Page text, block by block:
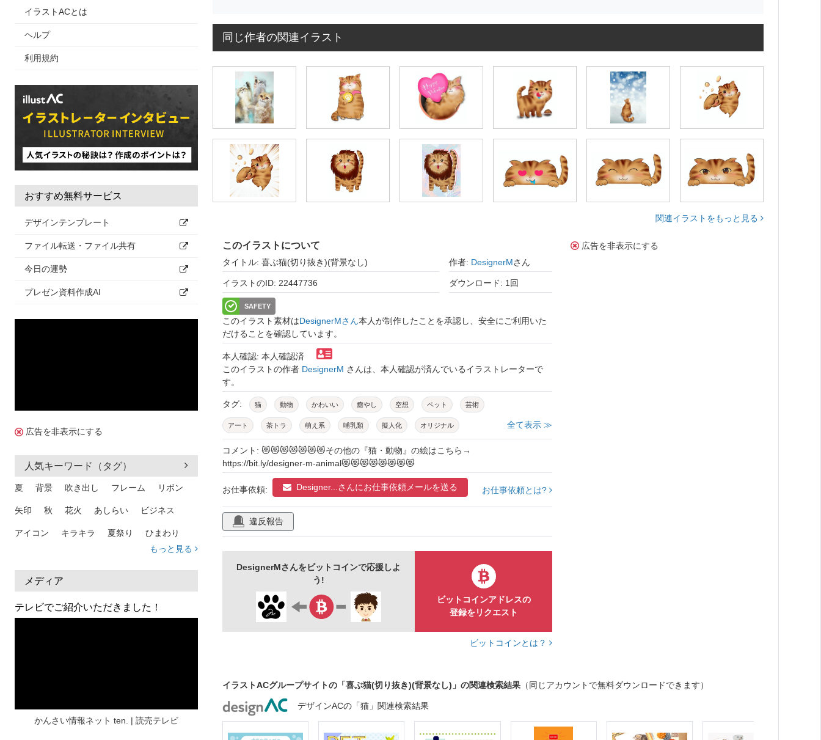
イラストACとは
ヘルプ
利用規約
おすすめ無料サービス
デザインテンプレート
ファイル転送・ファイル共有
今日の運勢
プレゼン資料作成AI
広告を非表示にする
人気キーワード（タグ）
夏 背景 吹き出し フレーム リボン
矢印 秋 花火 あしらい ビジネス
アイコン キラキラ 夏祭り ひまわり
熱中症
人物 暑中見舞い
日本地図 海
もっと見る
メディア
テレビでご紹介いただきました！
かんさい情報ネット ten. | 読売テレビ
同じ作者の関連イラスト
関連イラストをもっと見る
このイラストについて
タイトル: 喜ぶ猫(切り抜き)(背景なし) 作者: DesignerMさん
イラストのID: 22447736 ダウンロード: 1回
SAFETY
このイラスト素材はDesignerMさん本人が制作したことを承認し、安全にご利用いた
だけることを確認しています。
本人確認: 本人確認済
このイラストの作者 DesignerM さんは、本人確認が済んでいるイラストレーターで
す。
タグ: 猫 動物 かわいい 癒やし 空想 ペット 芸術
アート 茶トラ 萌え系 哺乳類 擬人化 オリジナル
ポストカード かっこいい アニマル キャラクター 子供向け
アイコン アイキャッチ 楽しい 明るい キッズ
ワンポイント ポーズ jpg png カラー 白背景 切り抜き
全て表示 ≫
コメント: 😻😻😻😻😻😻😻その他の『猫・動物』の絵はこちら→
https://bit.ly/designer-m-animal😻😻😻😻😻😻😻😻
お仕事依頼: Designer...さんにお仕事依頼メールを送る お仕事依頼とは?
違反報告
DesignerMさんをビットコインで応援しよ
う!
ビットコインアドレスの
登録をリクエスト
ビットコインとは？
広告を非表示にする
イラストACグループサイトの「喜ぶ猫(切り抜き)(背景なし)」の関連検索結果 （同じアカウントで無料ダウンロードできます）
デザインACの「猫」関連検索結果